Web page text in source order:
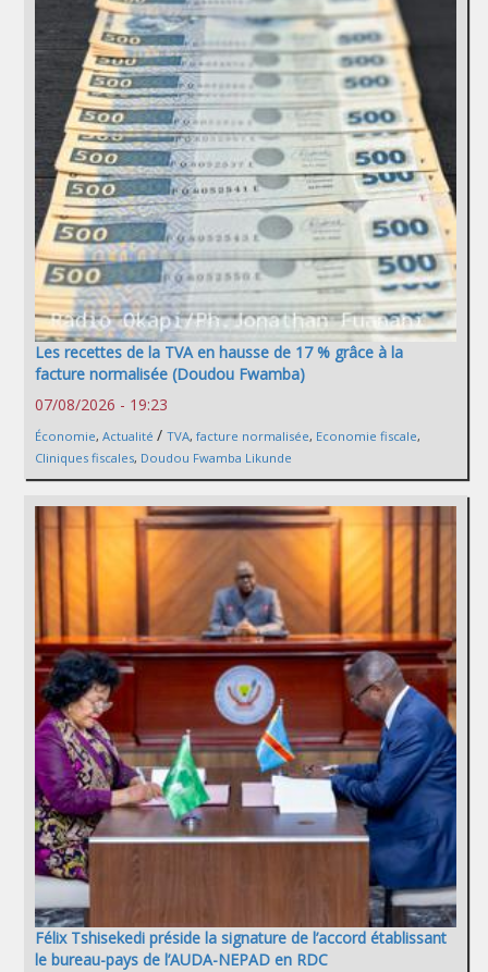
Les recettes de la TVA en hausse de 17 % grâce à la
facture normalisée (Doudou Fwamba)
07/08/2026 - 19:23
Économie, Actualité / TVA, facture normalisée, Economie fiscale,
Cliniques fiscales, Doudou Fwamba Likunde
Félix Tshisekedi préside la signature de l’accord établissant
le bureau-pays de l’AUDA-NEPAD en RDC